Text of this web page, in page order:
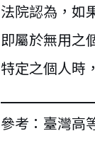
法院認為，如
即屬於無用之
特定之個人時
參考：臺灣高